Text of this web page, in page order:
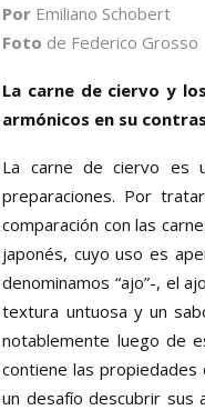
Por Emiliano Schobert
Foto de Federico Grosso
La carne de ciervo y
armónicos en su
La carne de ciervo es
preparaciones. Por
comparación con las
japonés, cuyo uso es
denominamos “ajo”-, el
textura untuosa y un
notablemente luego de
contiene las
un desafío descubrir sus